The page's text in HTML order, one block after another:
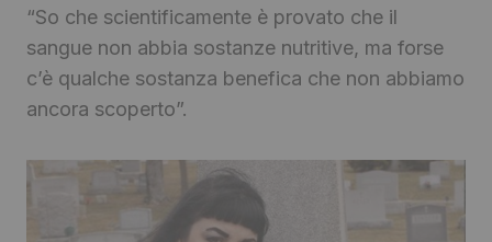
“So che scientificamente è provato che il
sangue non abbia sostanze nutritive, ma forse
c’è qualche sostanza benefica che non abbiamo
ancora scoperto”.